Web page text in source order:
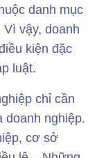
danh mục
vậy, doanh
kiện đặc
luật.
chỉ cần
doanh nghiệp.
cơ sở